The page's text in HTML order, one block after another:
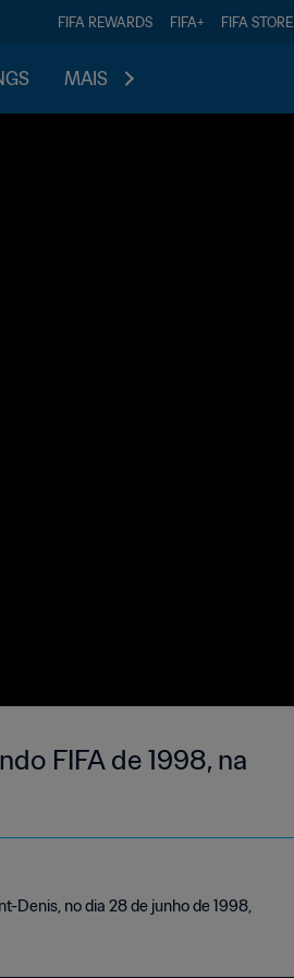
FIFA REWARDS FIFA+ FIFA STORE
MAIS
FIFA de 1998, na
Denis, no dia 28 de junho de 1998,